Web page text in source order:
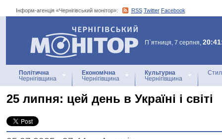
Інформ-агенція «Чернігівський монітор»: RSS Twitter Facebook
Інформ-агенція
«Чернігівський монітор»
П`ятниця, 7 серпня,
Політична
Чернігівщина
Економічна
Чернігівщина
Культурна
Чернігівщина
25 липня: цей день в Україні і світі